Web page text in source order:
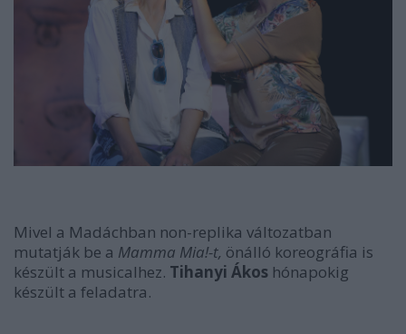
Mivel a Madáchban non-replika változatban
mutatják be a Mamma Mia!-t, önálló koreográfia is
készült a musicalhez. Tihanyi Ákos hónapokig
készült a feladatra.